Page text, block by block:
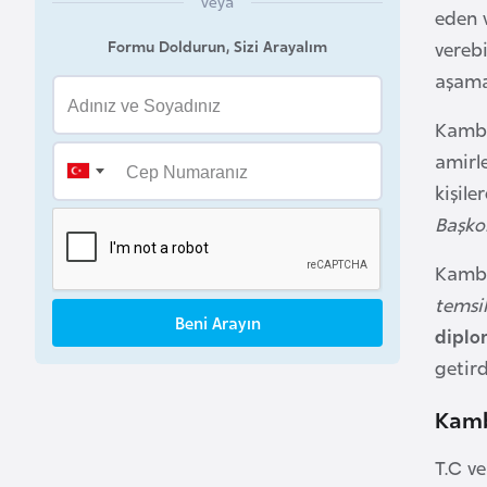
eden
T.C
Formu Doldurun, Sizi Arayalım
Beni Arayın
h
r
e
y
a
n
l